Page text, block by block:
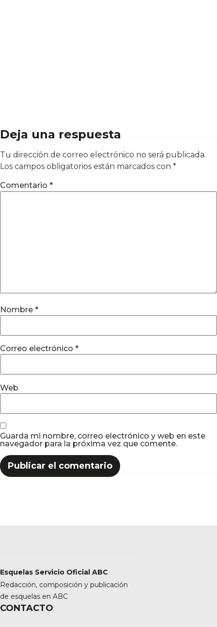
Deja una respuesta
Tu dirección de correo electrónico no será publicada.
Los campos obligatorios están marcados con *
Comentario *
Nombre *
Correo electrónico *
Web
Guarda mi nombre, correo electrónico y web en este
navegador para la próxima vez que comente.
Esquelas Servicio Oficial ABC
Redacción, composición y publicación
de esquelas en ABC
CONTACTO